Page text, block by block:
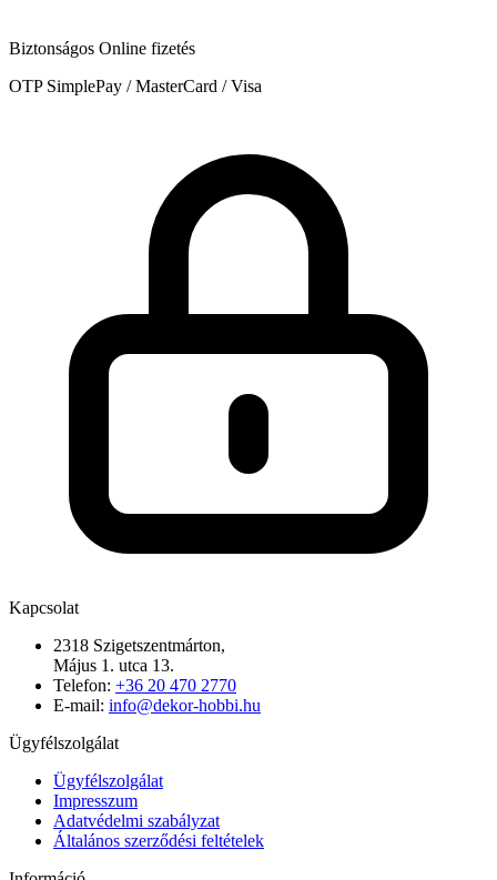
Biztonságos Online fizetés
OTP SimplePay / MasterCard / Visa
Kapcsolat
2318 Szigetszentmárton,
Május 1. utca 13.
Telefon: +36 20 470 2770
E-mail: info@dekor-hobbi.hu
Ügyfélszolgálat
Ügyfélszolgálat
Impresszum
Adatvédelmi szabályzat
Általános szerződési feltételek